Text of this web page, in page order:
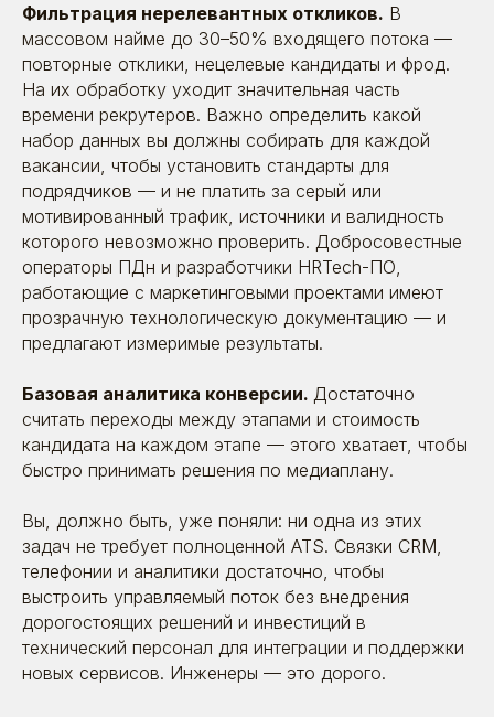
Фильтрация нерелевантных откликов. В
массовом найме до 30–50% входящего потока —
повторные отклики, нецелевые кандидаты и фрод.
На их обработку уходит значительная часть
времени рекрутеров. Важно определить какой
набор данных вы должны собирать для каждой
вакансии, чтобы установить стандарты для
подрядчиков — и не платить за серый или
мотивированный трафик, источники и валидность
которого невозможно проверить. Добросовестные
операторы ПДн и разработчики HRTech-ПО,
работающие с маркетинговыми проектами имеют
прозрачную технологическую документацию — и
предлагают измеримые результаты.
Базовая аналитика конверсии. Достаточно
считать переходы между этапами и стоимость
кандидата на каждом этапе — этого хватает, чтобы
быстро принимать решения по медиаплану.
Вы, должно быть, уже поняли: ни одна из этих
задач не требует полноценной ATS. Связки CRM,
телефонии и аналитики достаточно, чтобы
выстроить управляемый поток без внедрения
дорогостоящих решений и инвестиций в
технический персонал для интеграции и поддержки
новых сервисов. Инженеры — это дорого.